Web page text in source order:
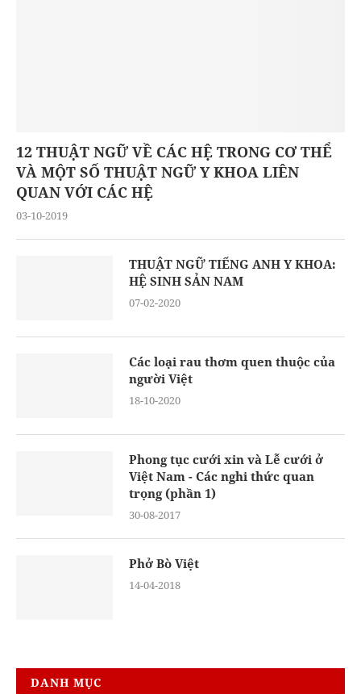
12 THUẬT NGỮ VỀ CÁC HỆ TRONG CƠ THỂ
VÀ MỘT SỐ THUẬT NGỮ Y KHOA LIÊN
QUAN VỚI CÁC HỆ
03-10-2019
THUẬT NGỮ TIẾNG ANH Y KHOA:
HỆ SINH SẢN NAM
07-02-2020
Các loại rau thơm quen thuộc của
người Việt
18-10-2020
Phong tục cưới xin và Lễ cưới ở
Việt Nam - Các nghi thức quan
trọng (phần 1)
30-08-2017
Phở Bò Việt
14-04-2018
DANH MỤC